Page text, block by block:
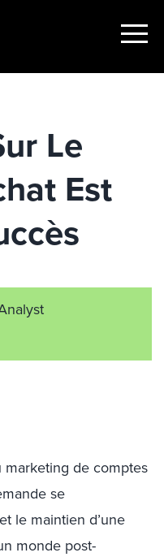
Show
Le
Est
de comptes
se
le maintien d’une
monde post-